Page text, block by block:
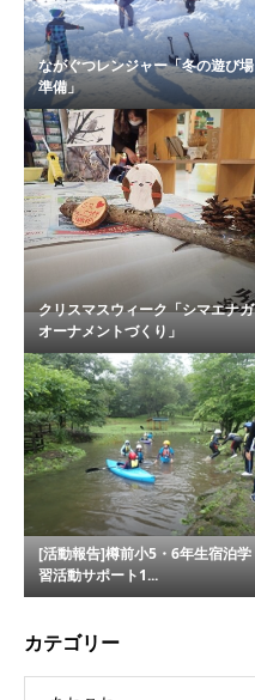
ながぐつレンジャー「冬の遊び場
準備」
クリスマスウィーク「シマエナガ
オーナメントづくり」
[活動報告]樽前小5・6年生宿泊学
習活動サポート1...
カテゴリー